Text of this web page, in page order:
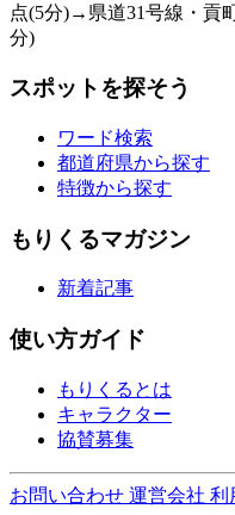
点(5分)→県道31号線・貢
分)
スポットを探そう
ワード検索
都道府県から探す
特徴から探す
もりくるマガジン
新着記事
使い方ガイド
もりくるとは
キャラクター
協賛募集
お問い合わせ 運営会社 利